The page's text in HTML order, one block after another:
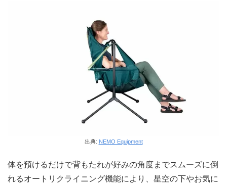
出典: NEMO Equipment
体を預けるだけで背もたれが好みの角度までスムーズに倒
れるオートリクライニング機能により、星空の下やお気に